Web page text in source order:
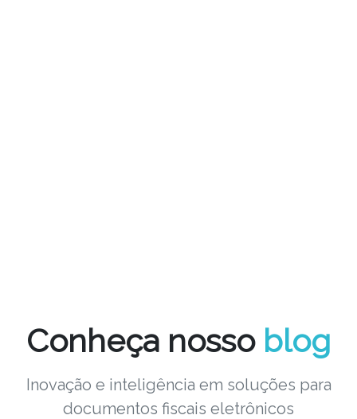
Conheça nosso blog
Inovação e inteligência em soluções para
documentos fiscais eletrônicos